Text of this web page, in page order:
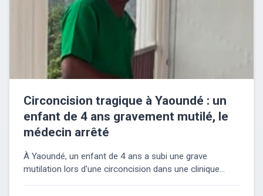
Circoncision tragique à Yaoundé : un
enfant de 4 ans gravement mutilé, le
médecin arrêté
À Yaoundé, un enfant de 4 ans a subi une grave
mutilation lors d'une circoncision dans une clinique...